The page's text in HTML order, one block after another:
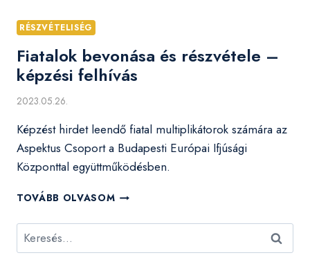
RÉSZVÉTELISÉG
Fiatalok bevonása és részvétele –
képzési felhívás
2023.05.26.
Képzést hirdet leendő fiatal multiplikátorok számára az
Aspektus Csoport a Budapesti Európai Ifjúsági
Központtal együttműködésben.
TOVÁBB OLVASOM FIATALOK
ÉS
–
Keresés: